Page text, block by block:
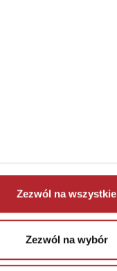
Zezwól na wszystkie
Zezwól na wybór
Brak danych